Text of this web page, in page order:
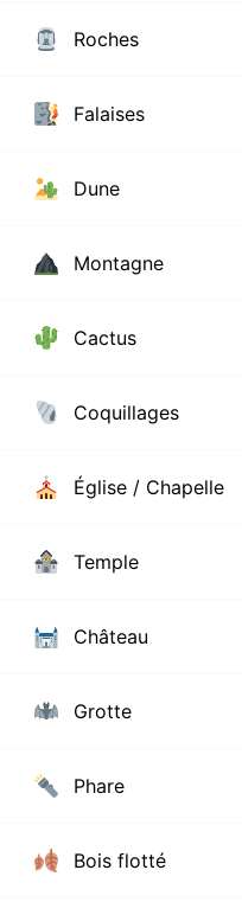
Roches
Falaises
Dune
Montagne
Cactus
Coquillages
Église / Chapelle
Temple
Château
Grotte
Phare
Bois flotté